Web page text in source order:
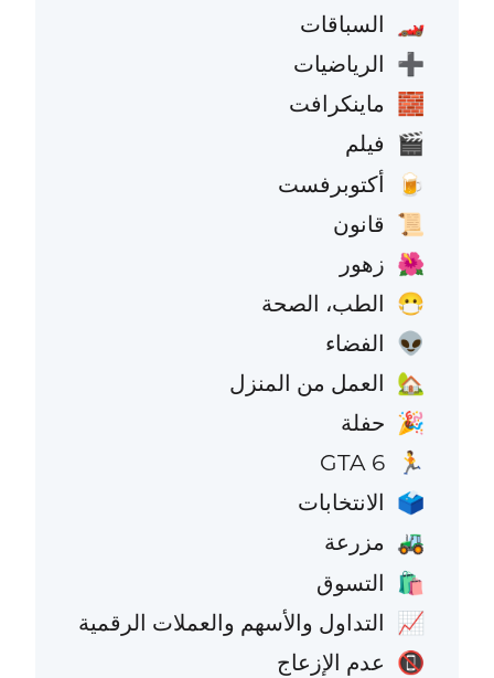
🏎️ السباقات
➕ الرياضيات
🧱 ماينكرافت
🎬 فيلم
🍺 أكتوبرفست
📜 قانون
🌺 زهور
😷 الطب، الصحة
👽 الفضاء
🏡 العمل من المنزل
🎉 حفلة
🏃
GTA 6
🗳️ الانتخابات
🚜 مزرعة
🛍️ التسوق
📈 التداول والأسهم والعملات الرقمية
📵 عدم الإزعاج